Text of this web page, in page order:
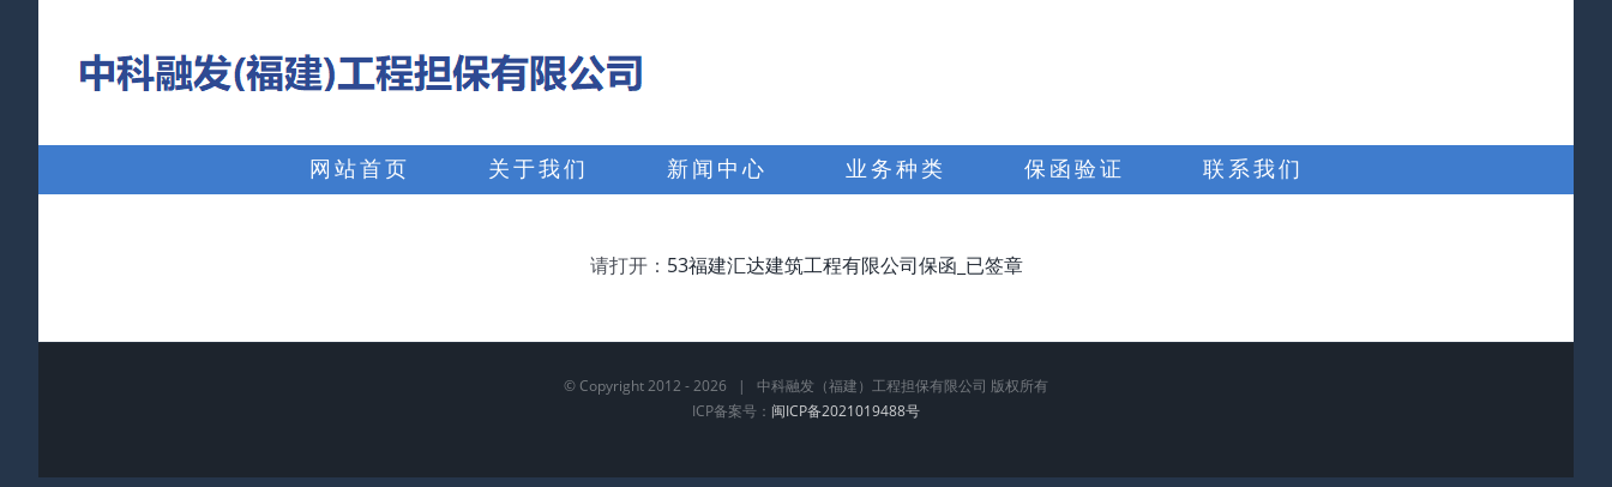
搜
网站首页 关于我们 新闻中心 业务种类 保函验证 联系我们
请打开： 53福建汇达建筑工程有限公司保函_已签章
© Copyright 2012 -2026 | 中科融发（福建）工程担保有限公司 版权所有
ICP备案号： 闽ICP备2021019488号